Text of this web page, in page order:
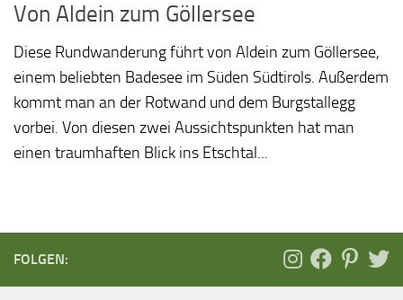
Von Aldein zum Göllersee
Diese Rundwanderung führt von Aldein zum Göllersee,
einem beliebten Badesee im Süden Südtirols. Außerdem
kommt man an der Rotwand und dem Burgstallegg
vorbei. Von diesen zwei Aussichtspunkten hat man
einen traumhaften Blick ins Etschtal...
FOLGEN: